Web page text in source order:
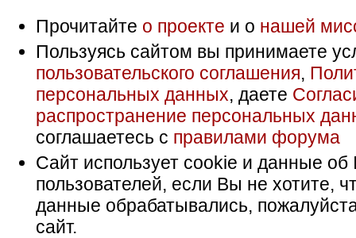
Прочитайте о проекте и о нашей
Пользуясь сайтом вы принимаете
пользовательского соглашения,
персональных данных, даете
распространение персональных
соглашаетесь с правилами форума
Сайт использует cookie и данные об
пользователей, если Вы не хотите,
данные обрабатывались,
сайт.